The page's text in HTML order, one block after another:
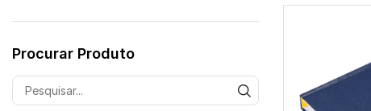
Procurar Produto